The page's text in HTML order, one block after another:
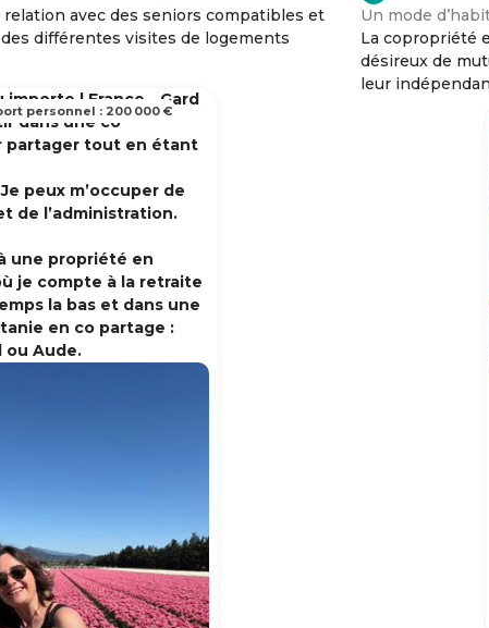
avec des seniors compatibles et
différentes visites de logements
| France - Gard
dans une co
partager tout en étant
peux m’occuper de
de l’administration.
une propriété en
je compte à la retraite
la bas et dans une
en co partage :
ou Aude.
personnel : 200 000 €
Un mode
La copropriété
désireux de
leur